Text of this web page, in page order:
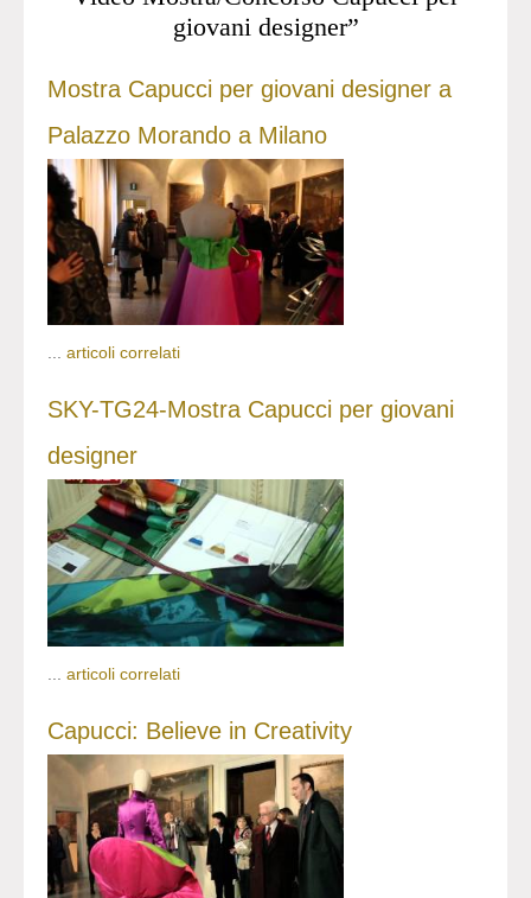
giovani designer”
Mostra Capucci per giovani designer a
Palazzo Morando a Milano
... articoli correlati
SKY-TG24-Mostra Capucci per giovani
designer
articoli correlati
Capucci: Believe in Creativity